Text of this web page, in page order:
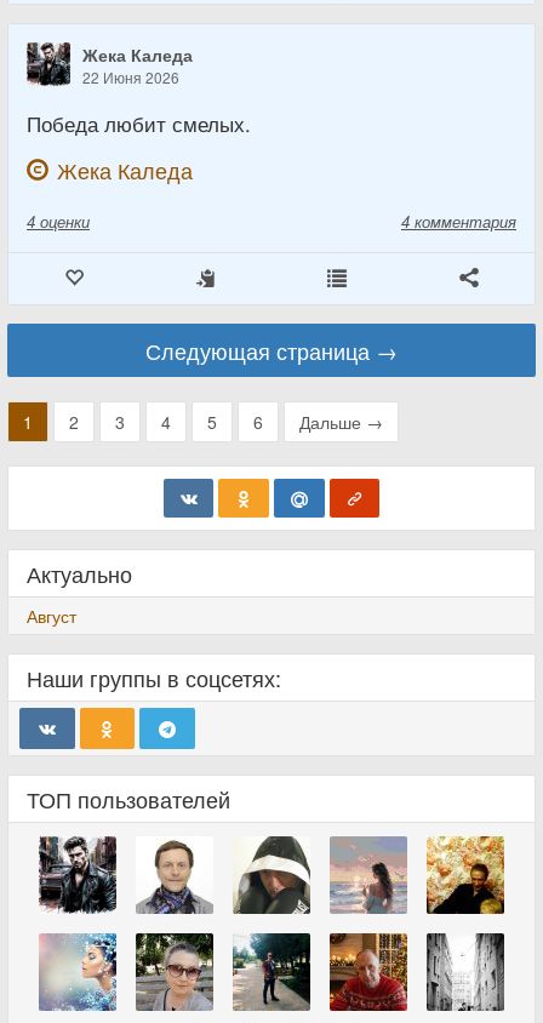
Жека Каледа
22 Июня 2026
Победа любит смелых.
Жека Каледа
4 оценки 4 комментария
Следующая страница →
1 2 3 4 5 6 Дальше →
Актуально
Август
Наши группы в соцсетях:
ТОП пользователей